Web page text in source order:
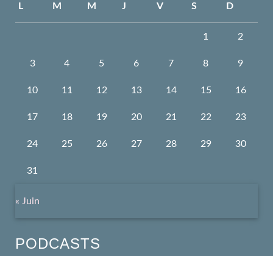
L M M J V S D
1 2
3 4 5 6 7 8 9
10 11 12 13 14 15 16
17 18 19 20 21 22 23
24 25 26 27 28 29 30
31
« Juin
PODCASTS